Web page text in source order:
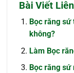
Bài Viết
Bọc răng
không?
Làm Bọc
Bọc răng